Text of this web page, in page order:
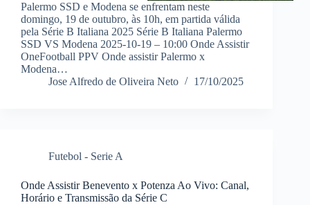
Palermo SSD e Modena se enfrentam neste
domingo, 19 de outubro, às 10h, em partida válida
pela Série B Italiana 2025 Série B Italiana Palermo
SSD VS Modena 2025-10-19 – 10:00 Onde Assistir
OneFootball PPV Onde assistir Palermo x
Modena…
Jose Alfredo de Oliveira Neto
17/10/2025
Futebol - Serie A
Onde Assistir Benevento x Potenza Ao Vivo: Canal,
Horário e Transmissão da Série C